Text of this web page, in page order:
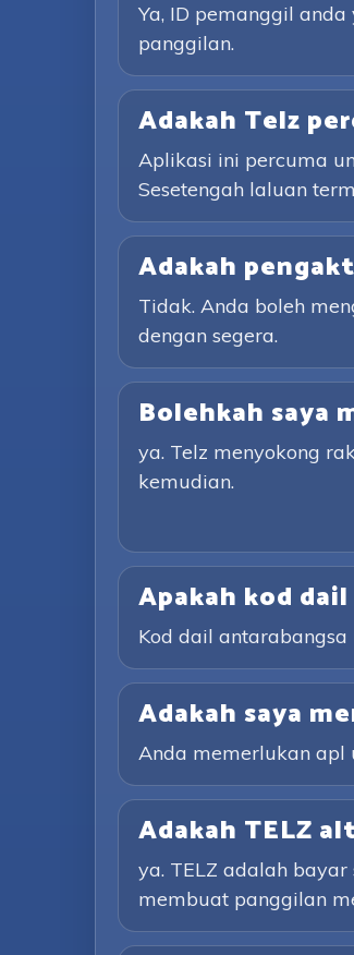
Ya, ID pemanggil
panggilan.
Adakah Telz
Aplikasi ini percuma
Sesetengah laluan
Adakah
Tidak. Anda boleh
dengan segera.
Bolehkah saya
ya. Telz menyokong
kemudian.
Apakah kod
Kod dail
Adakah saya
Anda memerlukan apl
Adakah TELZ
ya. TELZ adalah
membuat panggilan